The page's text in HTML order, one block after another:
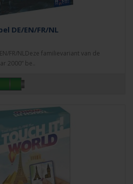
DE/EN/FR/NL
FR/NLDeze familievariant van de
2000” be..